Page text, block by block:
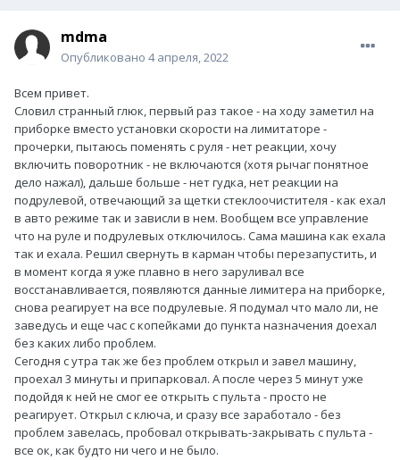
mdma
Опубликовано 4 апреля, 2022
Всем привет.
Словил странный глюк, первый раз такое - на ходу заметил на
приборке вместо установки скорости на лимитаторе -
прочерки, пытаюсь поменять с руля - нет реакции, хочу
включить поворотник - не включаются (хотя рычаг понятное
дело нажал), дальше больше - нет гудка, нет реакции на
подрулевой, отвечающий за щетки стеклоочистителя - как ехал
в авто режиме так и зависли в нем. Вообщем все управление
что на руле и подрулевых отключилось. Сама машина как ехала
так и ехала. Решил свернуть в карман чтобы перезапустить, и
в момент когда я уже плавно в него заруливал все
восстанавливается, появляются данные лимитера на приборке,
снова реагирует на все подрулевые. Я подумал что мало ли, не
заведусь и еще час с копейками до пункта назначения доехал
без каких либо проблем.
Сегодня с утра так же без проблем открыл и завел машину,
проехал 3 минуты и припарковал. А после через 5 минут уже
подойдя к ней не смог ее открыть с пульта - просто не
реагирует. Открыл с ключа, и сразу все заработало - без
проблем завелась, пробовал открывать-закрывать с пульта -
все ок, как будто ни чего и не было.